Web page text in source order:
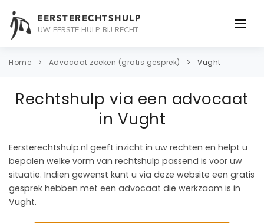
EERSTERECHTSHULP
UW EERSTE HULP BIJ RECHT
ONDERWERPEN
CONTACT
Home Advocaat zoeken (gratis gesprek) Vught
Rechtshulp via een advocaat
in Vught
Eersterechtshulp.nl geeft inzicht in uw rechten en helpt u
bepalen welke vorm van rechtshulp passend is voor uw
situatie. Indien gewenst kunt u via deze website een gratis
gesprek hebben met een advocaat die werkzaam is in
Vught.